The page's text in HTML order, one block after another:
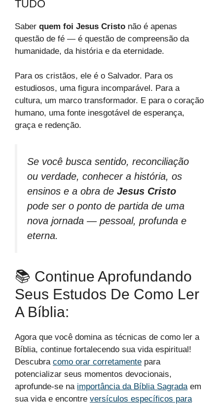
TUDO
Saber quem foi Jesus Cristo não é apenas
questão de fé — é questão de compreensão da
humanidade, da história e da eternidade.
Para os cristãos, ele é o Salvador. Para os
estudiosos, uma figura incomparável. Para a
cultura, um marco transformador. E para o coração
humano, uma fonte inesgotável de esperança,
graça e redenção.
Se você busca sentido, reconciliação
ou verdade, conhecer a história, os
ensinos e a obra de Jesus Cristo
pode ser o ponto de partida de uma
nova jornada — pessoal, profunda e
eterna.
📚 Continue Aprofundando
Seus Estudos De Como Ler
A Bíblia:
Agora que você domina as técnicas de como ler a
Bíblia, continue fortalecendo sua vida espiritual!
Descubra como orar corretamente para
potencializar seus momentos devocionais,
aprofunde-se na importância da Bíblia Sagradaem
sua vida e encontre versículos específicos para